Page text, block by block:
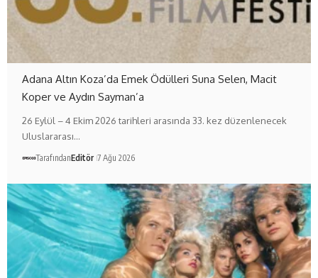
Adana Altın Koza’da Emek Ödülleri Suna Selen, Macit
Koper ve Aydın Sayman’a
26 Eylül – 4 Ekim 2026 tarihleri arasında 33. kez düzenlenecek
Uluslararası…
TarafındanEditör 7 Ağu 2026